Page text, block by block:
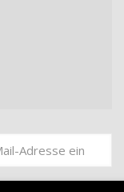
zu